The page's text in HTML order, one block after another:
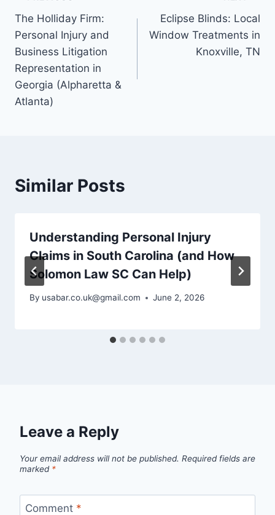
navigation
The Holliday Firm:
Personal Injury and
Business Litigation
Representation in
Georgia (Alpharetta &
Atlanta)
Eclipse Blinds: Local
Window Treatments in
Knoxville, TN
Similar Posts
Understanding Personal Injury
Claims in South Carolina (and How
Solomon Law SC Can Help)
By usabar.co.uk@gmail.com June 2, 2026
Leave a Reply
Your email address will not be published. Required fields are
marked *
Comment *